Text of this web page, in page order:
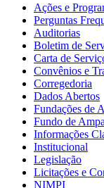
Ações e
Perguntas
Auditorias
Boletim de
Carta de
Convênios e
Corregedoria
Dados Abertos
Fundações de
Fundo de
Informações
Institucional
Legislação
Licitações e
NIMPI